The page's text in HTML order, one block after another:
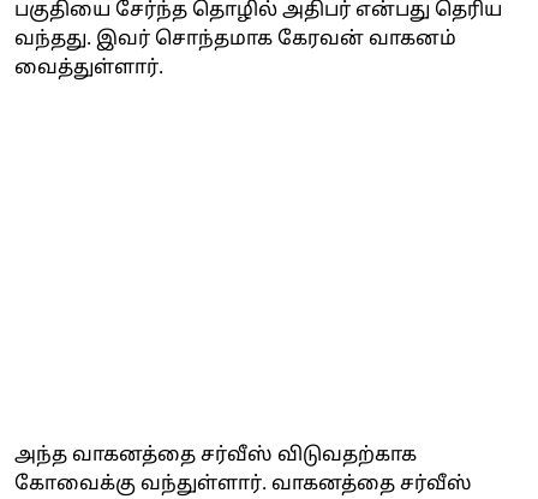
பகுதியை சேர்ந்த தொழில் அதிபர் என்பது தெரிய
வந்தது. இவர் சொந்தமாக கேரவன் வாகனம்
வைத்துள்ளார்.
அந்த வாகனத்தை சர்வீஸ் விடுவதற்காக
கோவைக்கு வந்துள்ளார். வாகனத்தை சர்வீஸ்